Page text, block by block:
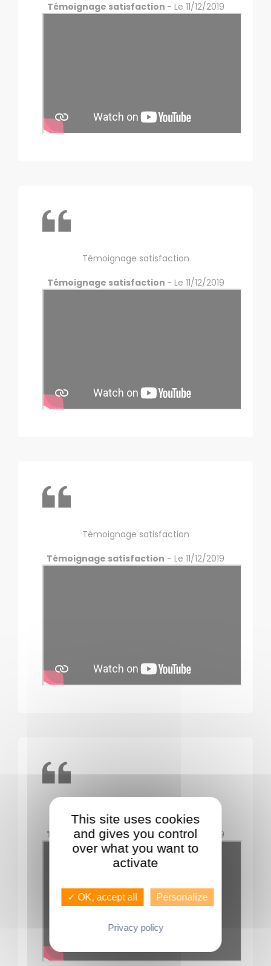
Témoignage satisfaction - Le 11/12/2019
Témoignage satisfaction
Témoignage satisfaction - Le 11/12/2019
Témoignage satisfaction
Témoignage satisfaction - Le 11/12/2019
Témoignage satisfaction- Le 11/12/2019
This site uses cookies
and gives you control
over what you want to
activate
✓ OK, accept all Personalize
Privacy policy